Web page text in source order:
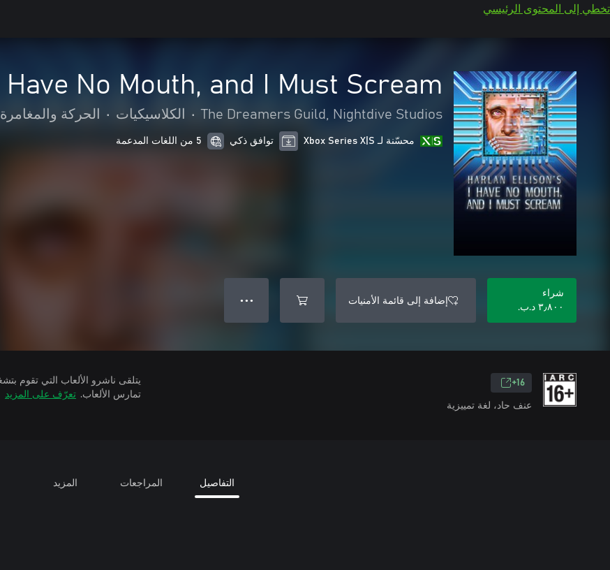
تخطي إلى المحتوى الرئيسي
I Have No Mouth, and I Must Scream
The Dreamers Guild, Nightdive Studios
• الكلاسيكيات • الحركة والمغامرة
محسّنة لـ Xbox Series X|S توافق ذكي 5 من اللغات المدعمة
شراء
٣٫٨٠٠ د.ب.‏
إضافة إلى قائمة الأمنيات ● ● ●
16+
عنف حاد، لغة تمييزية
تمارس الألعاب. تعرّف على المزيد
التفاصيل المراجعات المزيد